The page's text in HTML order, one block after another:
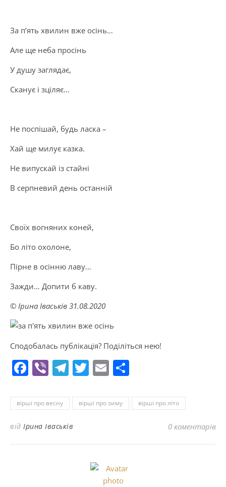
За п’ять хвилин вже осінь…
Але ще неба просінь
У душу заглядає,
Сканує і зціляє…
Не поспішай, будь ласка –
Хай ще милує казка.
Не випускай із стайні
В серпневий день останній
Своїх вогняних коней,
Бо літо охолоне,
Пірне в осінню лаву…
Зажди… Допити б каву.
© Ірина Іваськів 31.08.2020
Сподобалась публікація? Поділіться нею!
Facebook
ViberTelegram
Twitter
Email
вірші про весну вірші про зиму вірші про літо
від Ірина Іваськів 0 коментарів